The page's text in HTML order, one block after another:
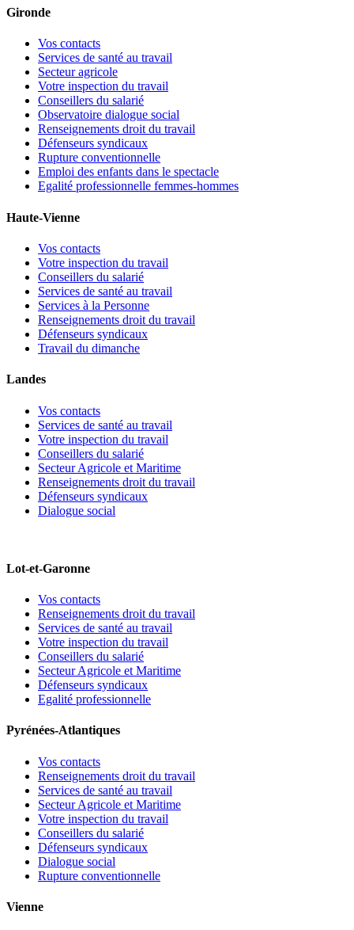
Gironde
Vos contacts
Services de santé au travail
Secteur agricole
Votre inspection du travail
Conseillers du salarié
Observatoire dialogue social
Renseignements droit du travail
Défenseurs syndicaux
Rupture conventionnelle
Emploi des enfants dans le spectacle
Egalité professionnelle femmes-hommes
Haute-Vienne
Vos contacts
Votre inspection du travail
Conseillers du salarié
Services de santé au travail
Services à la Personne
Renseignements droit du travail
Défenseurs syndicaux
Travail du dimanche
Landes
Vos contacts
Services de santé au travail
Votre inspection du travail
Conseillers du salarié
Secteur Agricole et Maritime
Renseignements droit du travail
Défenseurs syndicaux
Dialogue social
Lot-et-Garonne
Vos contacts
Renseignements droit du travail
Services de santé au travail
Votre inspection du travail
Conseillers du salarié
Secteur Agricole et Maritime
Défenseurs syndicaux
Egalité professionnelle
Pyrénées-Atlantiques
Vos contacts
Renseignements droit du travail
Services de santé au travail
Secteur Agricole et Maritime
Votre inspection du travail
Conseillers du salarié
Défenseurs syndicaux
Dialogue social
Rupture conventionnelle
Vienne